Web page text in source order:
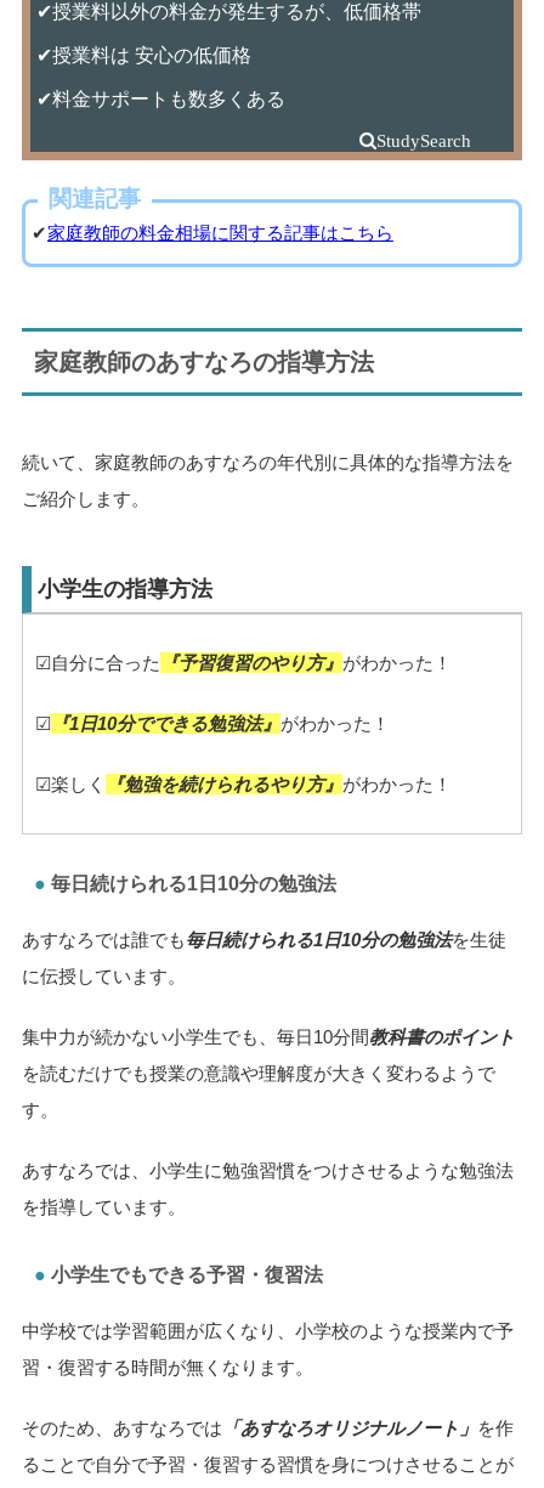
✔授業料以外の料金が発生するが、低価格帯
✔授業料は 安心の低価格
✔料金サポートも数多くある
関連記事
✔家庭教師の料金相場に関する記事はこちら
家庭教師のあすなろの指導方法
続いて、家庭教師のあすなろの年代別に具体的な指導方法を
ご紹介します。
小学生の指導方法
☑自分に合った 『予習復習のやり方』 がわかった！
☑ 『1日10分でできる勉強法』 がわかった！
☑楽しく 『勉強を続けられるやり方』 がわかった！
毎日続けられる1日10分の勉強法
あすなろでは誰でも毎日続けられる1日10分の勉強法を生徒
に伝授しています。
集中力が続かない小学生でも、毎日10分間教科書のポイント
を読むだけでも授業の意識や理解度が大きく変わるようで
す。
あすなろでは、小学生に勉強習慣をつけさせるような勉強法
を指導しています。
小学生でもできる予習・復習法
中学校では学習範囲が広くなり、小学校のような授業内で予
習・復習する時間が無くなります。
そのため、あすなろでは 「あすなろオリジナルノート」 を作
ることで自分で予習・復習する習慣を身につけさせることが